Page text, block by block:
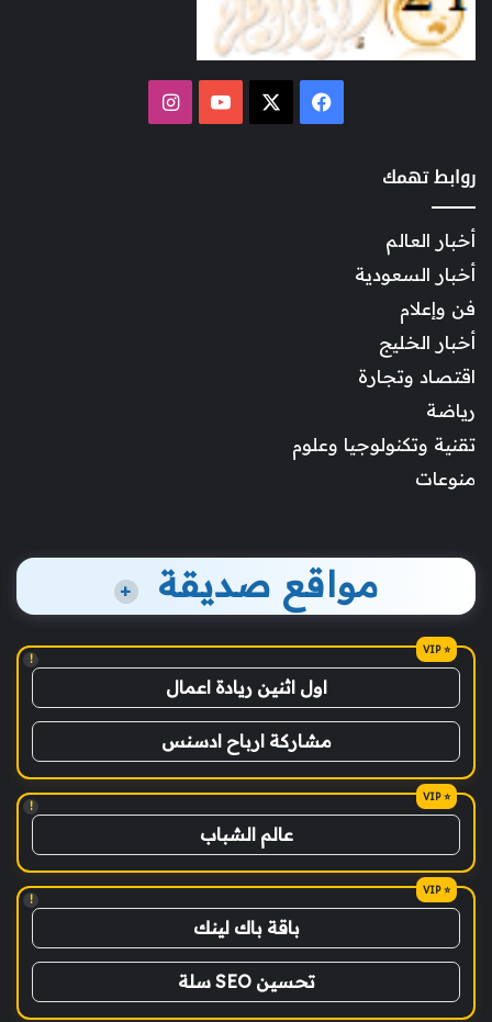
فيسبوك ‫YouTubeانستقرام
روابط تهمك
أخبار العالم
أخبار السعودية
فن وإعلام
أخبار الخليج
اقتصاد وتجارة
رياضة
تقنية وتكنولوجيا وعلوم
منوعات
مواقع صديقة +
!
اول اثنين ريادة اعمال
مشاركة ارباح ادسنس
!
عالم الشباب
!
باقة باك لينك
تحسين SEO سلة